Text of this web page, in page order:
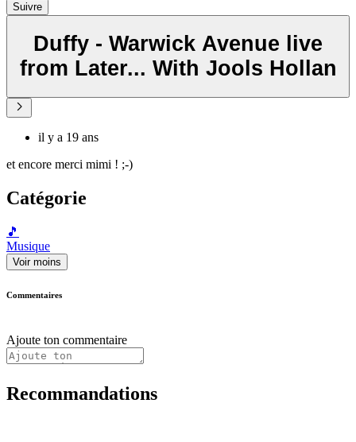
Suivre
Duffy - Warwick Avenue live
from Later... With Jools Hollan
il y a 19 ans
et encore merci mimi ! ;-)
Catégorie
🎵
Musique
Voir moins
Commentaires
Ajoute ton commentaire
Recommandations